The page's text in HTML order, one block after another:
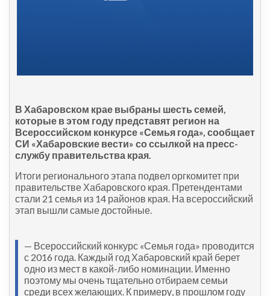
В Хабаровском крае выбраны шесть семей,
которые в этом году представят регион на
Всероссийском конкурсе «Семья года», сообщает
СИ «Хабаровские вести» со ссылкой на пресс-
службу правительства края.
Итоги регионального этапа подвел оргкомитет при
правительстве Хабаровского края. Претендентами
стали 21 семья из 14 районов края. На всероссийский
этап вышли самые достойные.
— Всероссийский конкурс «Семья года» проводится
с 2016 года. Каждый год Хабаровский край берет
одно из мест в какой-либо номинации. Именно
поэтому мы очень тщательно отбираем семьи
среди всех желающих. К примеру, в прошлом году